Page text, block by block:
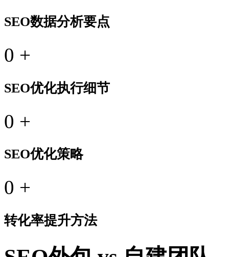
SEO数据分析要点
0 +
SEO优化执行细节
0 +
SEO优化策略
0 +
转化率提升方法